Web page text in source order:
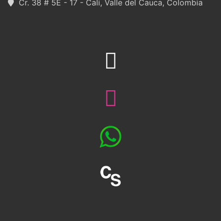
Cr. 38 # 5E - 17 - Cali, Valle del Cauca, Colombia